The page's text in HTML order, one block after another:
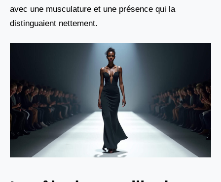
avec une musculature et une présence qui la
distinguaient nettement.